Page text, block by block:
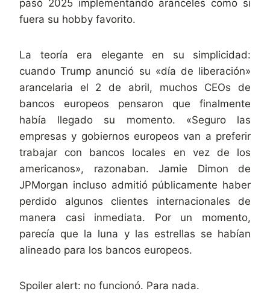
pasó 2025 implementando aranceles como si
fuera su hobby favorito.
La teoría era elegante en su simplicidad:
cuando Trump anunció su «día de liberación»
arancelaria el 2 de abril, muchos CEOs de
bancos europeos pensaron que finalmente
había llegado su momento. «Seguro las
empresas y gobiernos europeos van a preferir
trabajar con bancos locales en vez de los
americanos», razonaban. Jamie Dimon de
JPMorgan incluso admitió públicamente haber
perdido algunos clientes internacionales de
manera casi inmediata. Por un momento,
parecía que la luna y las estrellas se habían
alineado para los bancos europeos.
Spoiler alert: no funcionó. Para nada.